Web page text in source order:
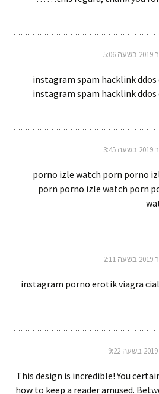
instagram spam hacklink ddos
instagram spam hacklink ddos
porno izle watch porn porno
porn porno izle watch porn
instagram porno erotik viagra
This design is incredible! You
how to keep a reader amused.